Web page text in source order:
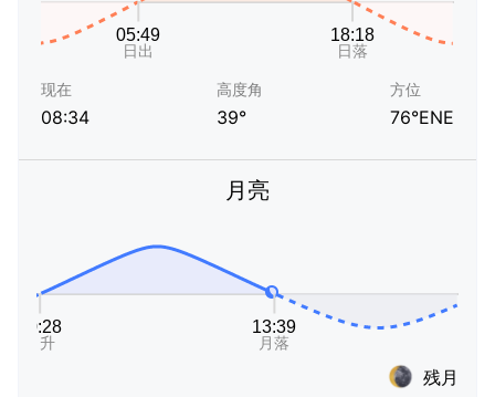
现在
08:34
高度角
39°
方位
76°ENE
月亮
残月